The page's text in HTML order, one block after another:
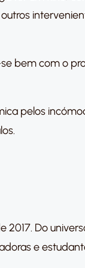
bem com o
pelos
Do
e